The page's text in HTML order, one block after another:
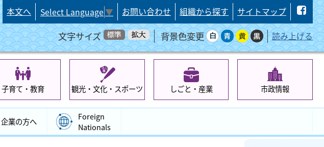
本文へ Select Language▼ お問い合わせ 組織から探す サイトマップ
文字サイズ 背景色変更 読み上げる
子育て・教育 観光・文化・スポーツ しごと・産業 市政情報
企業の方へ
Foreign
Nationals